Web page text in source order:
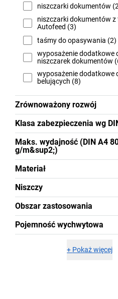
niszczarki dokumentów
niszczarki dokumentów z
Autofeed (3)
taśmy do opasywania (2)
wyposażenie dodatkowe
niszczarek dokumentów
wyposażenie dodatkowe
belujących (8)
Zrównoważony rozwój
Klasa zabezpieczenia wg
Maks. wydajność (DIN A4
g/m&sup2;)
Materiał
Niszczy
Obszar zastosowania
Pojemność wychwytowa
+ Pokaż więcej